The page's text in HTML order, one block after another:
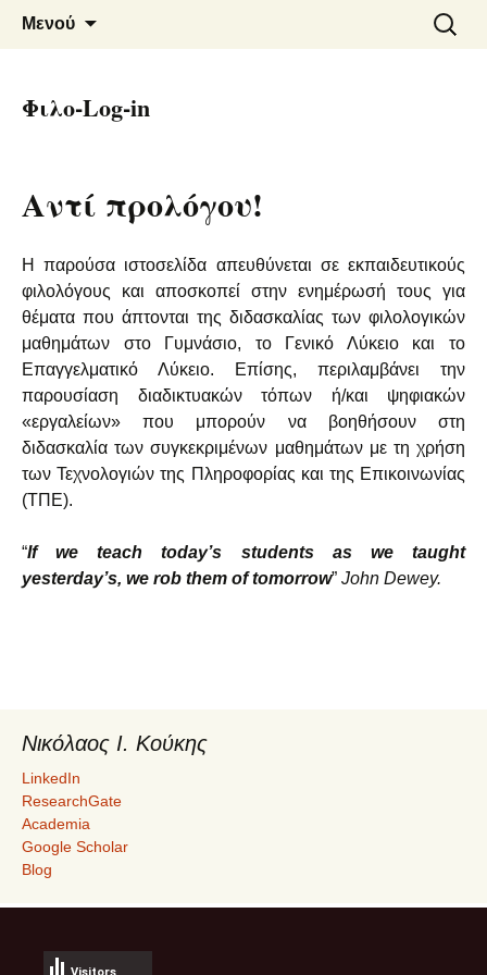
Φιλο-Log-in
Μενού
για:
Φιλο-Log-in
Αντί προλόγου!
Η παρούσα ιστοσελίδα απευθύνεται σε εκπαιδευτικούς
φιλολόγους και αποσκοπεί στην ενημέρωσή τους για
θέματα που άπτονται της διδασκαλίας των φιλολογικών
μαθημάτων στο Γυμνάσιο, το Γενικό Λύκειο και το
Επαγγελματικό Λύκειο. Επίσης, περιλαμβάνει την
παρουσίαση διαδικτυακών τόπων ή/και ψηφιακών
«εργαλείων» που μπορούν να βοηθήσουν στη
διδασκαλία των συγκεκριμένων μαθημάτων με τη χρήση
των Τεχνολογιών της Πληροφορίας και της Επικοινωνίας
(ΤΠΕ).
“If we teach today’s students as we taught
yesterday’s, we rob them of tomorrow” John Dewey.
Νικόλαος Ι. Κούκης
LinkedIn
ResearchGate
Academia
Google Scholar
Blog